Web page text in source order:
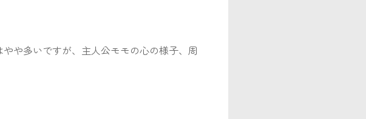
や多いですが、主人公モモの心の様子、周